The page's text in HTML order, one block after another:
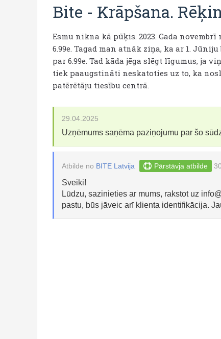
Bite - Krāpšana.
Esmu nikna kā pūķis. 2023. Gada
6.99e. Tagad man atnāk ziņa, ka ar 1.
par 6.99e. Tad kāda jēga slēgt līgumus, ja
tiek paaugstināti neskatoties uz to, ka
patērētāju tiesību centrā.
29.04.2025
Uzņēmums saņēma paziņojumu par šo
Atbilde no BITE Latvija Pārstāvja atbilde
Sveiki!
Lūdzu, sazinieties ar mums, rakstot uz
pastu, būs jāveic arī klienta identifikācija.